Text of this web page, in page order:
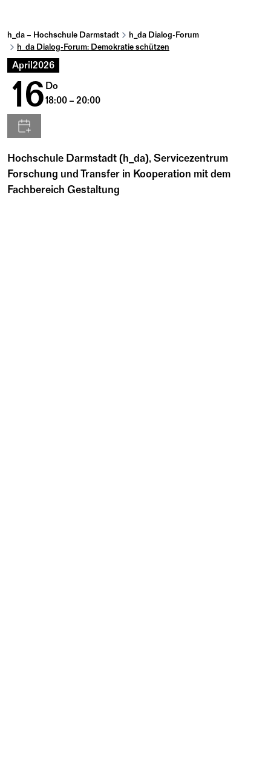
h_da – Hochschule Darmstadt
h_da Dialog-Forum
h_da Dialog-Forum: Demokratie schützen
April 2026
16 Do
18:00 – 20:00
Hochschule Darmstadt (h_da), Servicezentrum
Forschung und Transfer in Kooperation mit dem
Fachbereich Gestaltung